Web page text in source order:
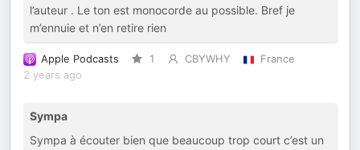
l’auteur . Le ton est monocorde au possible. Bref je
m’ennuie et n’en retire rien
Apple Podcasts 1 CBYWHY
France
2 years ago
Sympa
Sympa à écouter bien que beaucoup trop court c’est un